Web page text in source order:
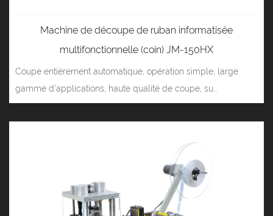
Machine de découpe de ruban informatisée
multifonctionnelle (coin) JM-150HX
Coupe entièrement automatique, opération simple, large
gamme d'applications, haute qualité de coupe, su...